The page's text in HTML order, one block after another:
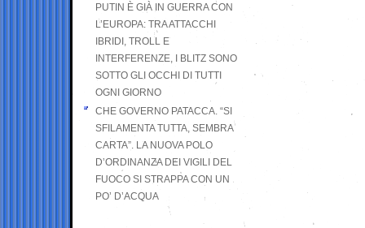
PUTIN È GIÀ IN GUERRA CON
L’EUROPA: TRA ATTACCHI
IBRIDI, TROLL E
INTERFERENZE, I BLITZ SONO
SOTTO GLI OCCHI DI TUTTI
OGNI GIORNO
CHE GOVERNO PATACCA. “SI
SFILAMENTA TUTTA, SEMBRA
CARTA”. LA NUOVA POLO
D’ORDINANZA DEI VIGILI DEL
FUOCO SI STRAPPA CON UN
PO’ D’ACQUA